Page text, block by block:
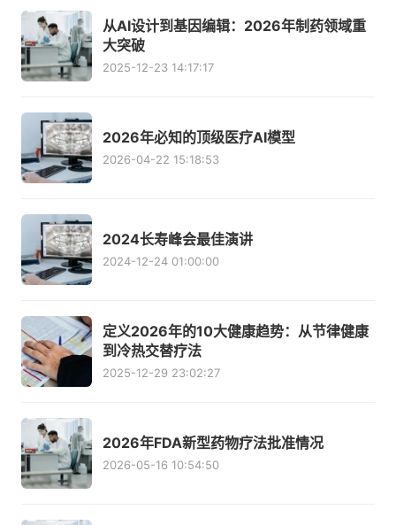
从AI设计到基因编辑：2026年制药领域重
大突破
2025-12-23 14:17:17
2026年必知的顶级医疗AI模型
2026-04-22 15:18:53
2024长寿峰会最佳演讲
2024-12-24 01:00:00
定义2026年的10大健康趋势：从节律健康
到冷热交替疗法
2025-12-29 23:02:27
2026年FDA新型药物疗法批准情况
2026-05-16 10:54:50